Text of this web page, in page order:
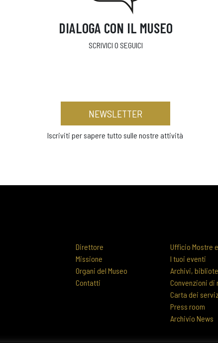
DIALOGA CON IL MUSEO
SCRIVICI O SEGUICI
NEWSLETTER
Iscriviti per sapere tutto sulle nostre attività
Direttore
Missione
Organi del Museo
Contatti
Ufficio Mostre
I tuoi eventi
Archivi,
Convenzioni di
Carta dei
Press room
Archivio News